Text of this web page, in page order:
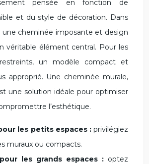
pensée en fonction de
et du style de décoration. Dans
une cheminée imposante et design
véritable élément central. Pour les
un modèle compact et
approprié. Une cheminée murale,
une solution idéale pour optimiser
l’esthétique.
les petits espaces : privilégiez
muraux ou compacts.
les grands espaces : optez